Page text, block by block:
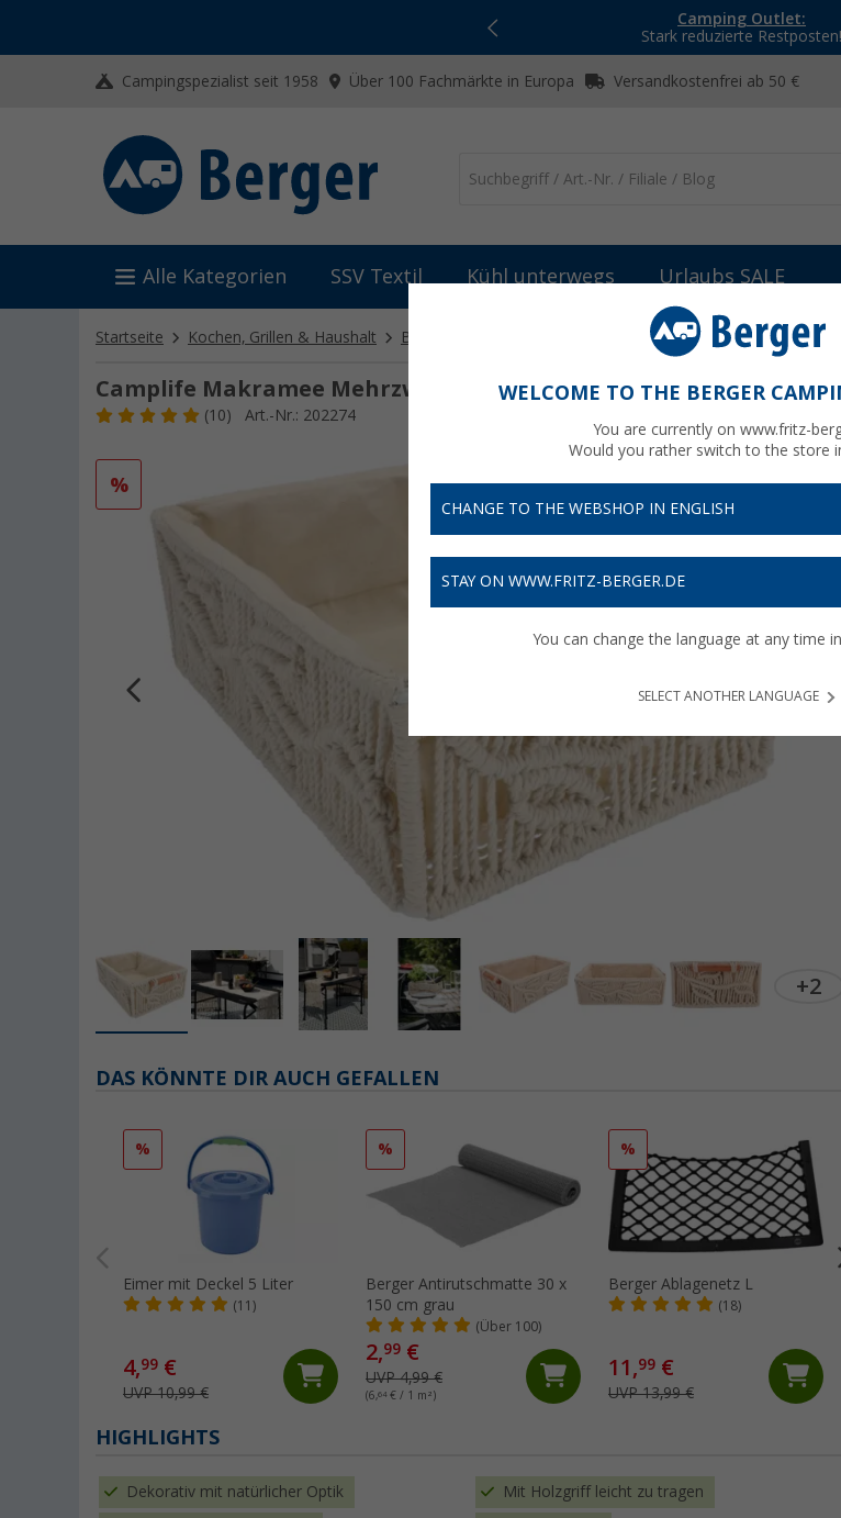
Camping Outlet:
Stark reduzierte Restposten!
Campingspezialist seit 1958 Über 100 Fachmärkte in Europa Versandkostenfrei ab 50 €
Alle Kategorien SSV Textil Kühl unterwegs Urlaubs SALE
Startseite Kochen, Grillen & Haushalt Behälter Aufbewahrungs- & Transportbehälter
Camplife Makramee Mehrzweckkorb
(10) Art.-Nr.: 202274
+2
%
DAS KÖNNTE DIR AUCH GEFALLEN
%
Eimer mit Deckel 5 Liter
(11)
4,99 €
UVP 10,99 €
%
Berger Antirutschmatte 30 x
150 cm grau
(Über 100)
2,99 €
UVP 4,99 €
(6,64 € / 1 m²)
%
Berger Ablagenetz L
(18)
11,99 €
UVP 13,99 €
HIGHLIGHTS
Dekorativ mit natürlicher Optik Mit Holzgriff leicht zu tragen
WELCOME TO THE BERGER
You are currently on www.fritz-
Would you rather switch to the store
CHANGE TO THE WEBSHOP IN ENGLISH
STAY ON WWW.FRITZ-BERGER.DE
You can change the language at any time
SELECT ANOTHER LANGUAGE